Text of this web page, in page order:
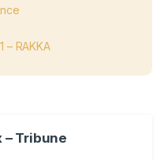
– RAKKA
– Tribune